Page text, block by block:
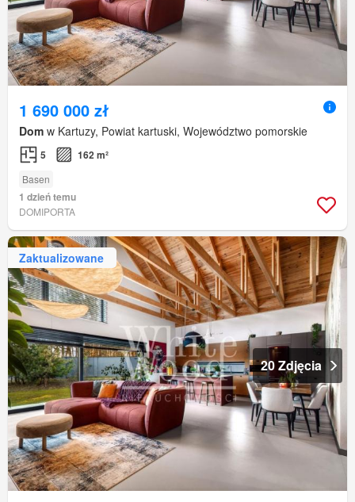
1 690 000 zł
Dom w Kartuzy, Powiat kartuski, Województwo pomorskie
5 162 m²
Basen
1 dzień temu
DOMIPORTA
Zaktualizowane
20 Zdjęcia